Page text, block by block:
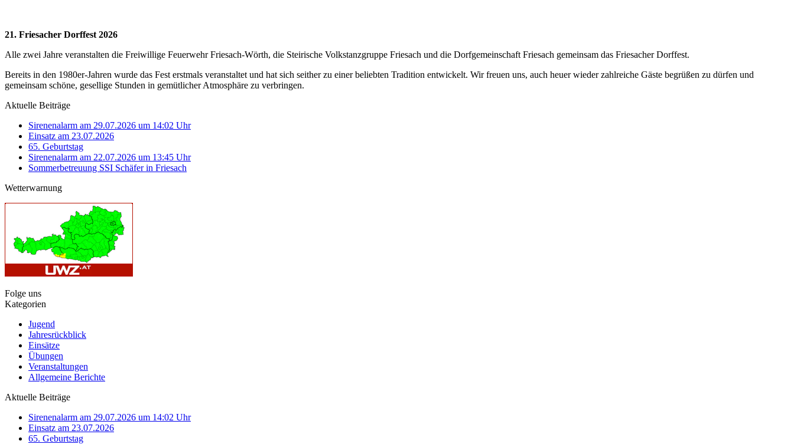
21. Friesacher Dorffest 2026
Alle zwei Jahre veranstalten die Freiwillige Feuerwehr Friesach-Wörth, die Steirische Volkstanzgruppe Friesach und die Dorfgemeinschaft Friesach gemeinsam das Friesacher Dorffest.
Bereits in den 1980er-Jahren wurde das Fest erstmals veranstaltet und hat sich seither zu einer beliebten Tradition entwickelt. Wir freuen uns, auch heuer wieder zahlreiche Gäste begrüßen zu dürfen und
gemeinsam schöne, gesellige Stunden in gemütlicher Atmosphäre zu verbringen.
Aktuelle Beiträge
Sirenenalarm am 29.07.2026 um 14:02 Uhr
Einsatz am 23.07.2026
65. Geburtstag
Sirenenalarm am 22.07.2026 um 13:45 Uhr
Sommerbetreuung SSI Schäfer in Friesach
Wetterwarnung
Folge uns
Kategorien
Jugend
Jahresrückblick
Einsätze
Übungen
Veranstaltungen
Allgemeine Berichte
Aktuelle Beiträge
Sirenenalarm am 29.07.2026 um 14:02 Uhr
Einsatz am 23.07.2026
65. Geburtstag